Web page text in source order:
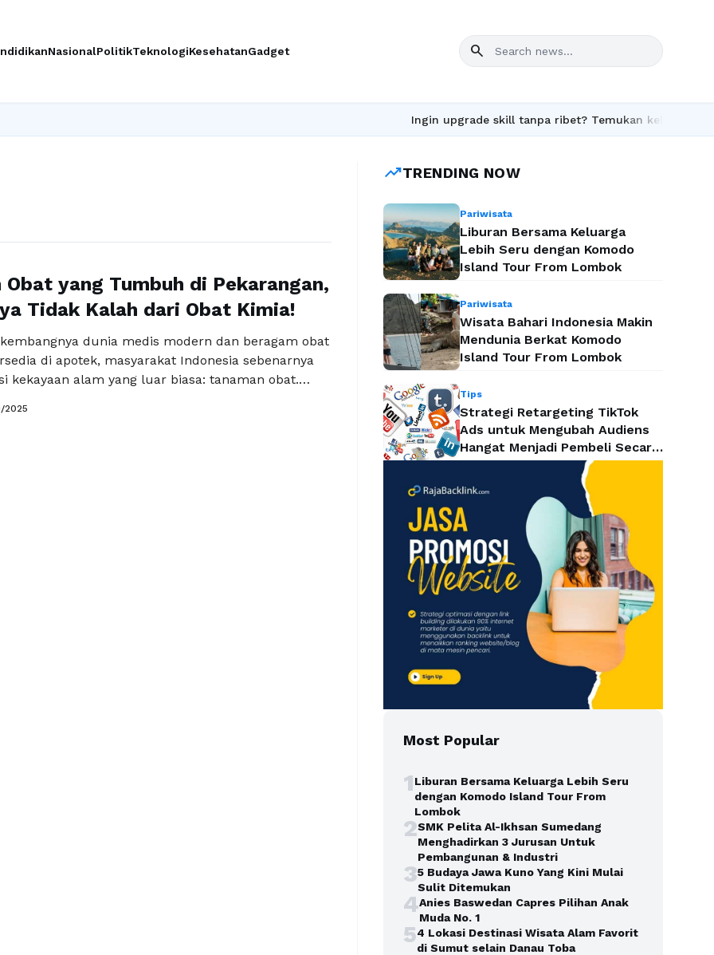
NasionalPolitikTeknologiKesehatanGadget search
Ingin upgrade skill tanpa ribet? Temukan kelas seru dan
Obat yang Tumbuh di Pekarangan,
Tidak Kalah dari Obat Kimia!
dunia medis modern dan beragam obat
di apotek, masyarakat Indonesia sebenarnya
kekayaan alam yang luar biasa: tanaman obat.
perawatan yang rumit. Menariknya, khasiatnya
2025
trending_upTRENDING NOW
Pariwisata
Liburan Bersama Keluarga
Lebih Seru dengan Komodo
Island Tour From Lombok
Pariwisata
Wisata Bahari Indonesia Makin
Mendunia Berkat Komodo
Island Tour From Lombok
Tips
Strategi Retargeting TikTok
Ads untuk Mengubah Audiens
Hangat Menjadi Pembeli Secara
Efektif
Most Popular
1Liburan Bersama Keluarga Lebih Seru
dengan Komodo Island Tour From
Lombok
2SMK Pelita Al-Ikhsan Sumedang
Menghadirkan 3 Jurusan Untuk
Pembangunan & Industri
35 Budaya Jawa Kuno Yang Kini Mulai
Sulit Ditemukan
4Anies Baswedan Capres Pilihan Anak
Muda No. 1
54 Lokasi Destinasi Wisata Alam Favorit
di Sumut selain Danau Toba